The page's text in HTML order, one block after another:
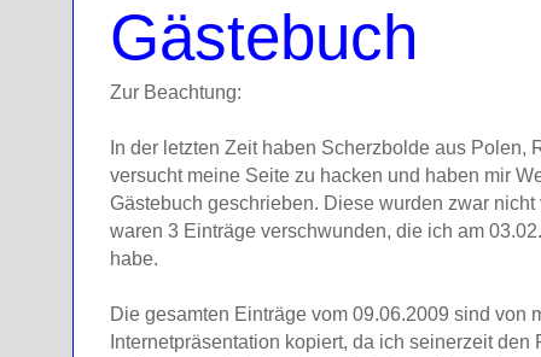
Gästebuch
Zur Beachtung:
In der letzten Zeit haben Scherzbolde aus Polen,
versucht meine Seite zu hacken und haben mir
Gästebuch geschrieben. Diese wurden zwar nicht
waren 3 Einträge verschwunden, die ich am
habe.
Die gesamten Einträge vom 09.06.2009 sind von
Internetpräsentation kopiert, da ich seinerzeit den